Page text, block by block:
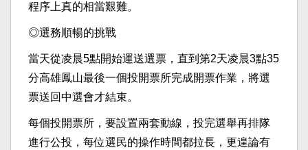
程序上真的相當艱難。
◎選務順暢的挑戰
當天從凌晨5點開始運送選票，直到第2天凌晨3點35
分高雄鳳山最後一個投開票所完成開票作業，將選
票送回中選會才結束。
每個投開票所，要設置兩套動線，投完選舉再排隊
進行公投，每位選民的操作時間都拉長，更遑論有